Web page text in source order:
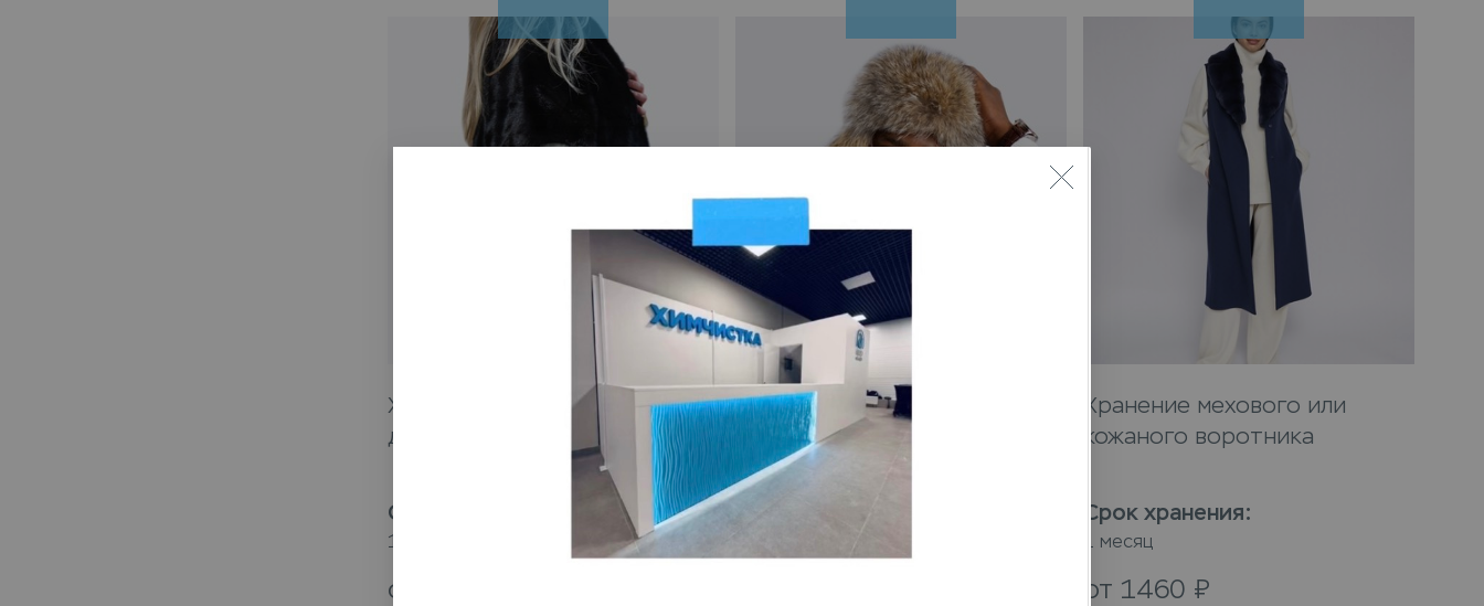
Хранение мехового жилета
до колена II категории
Срок хранения
1 месяц
от
Хранение меховой шапки
Срок хранения
Хранение мехового или
кожаного воротника
Срок хранения:
1 месяц
от 1460 ₽